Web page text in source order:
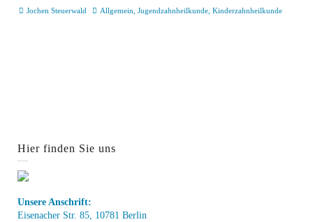
Jochen Steuerwald Allgemein ,Jugendzahnheilkunde ,Kinderzahnheilkunde
Hier finden Sie uns
Unsere Anschrift:
Eisenacher Str. 85, 10781 Berlin